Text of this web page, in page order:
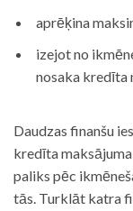
aprēķina
izejot no
nosaka kredīta
Daudzas finanšu
kredīta
paliks pēc
tās. Turklāt katra